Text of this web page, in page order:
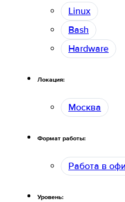
Linux
Bash
Hardware
Локация:
Москва
Формат работы:
Работа в
Уровень: